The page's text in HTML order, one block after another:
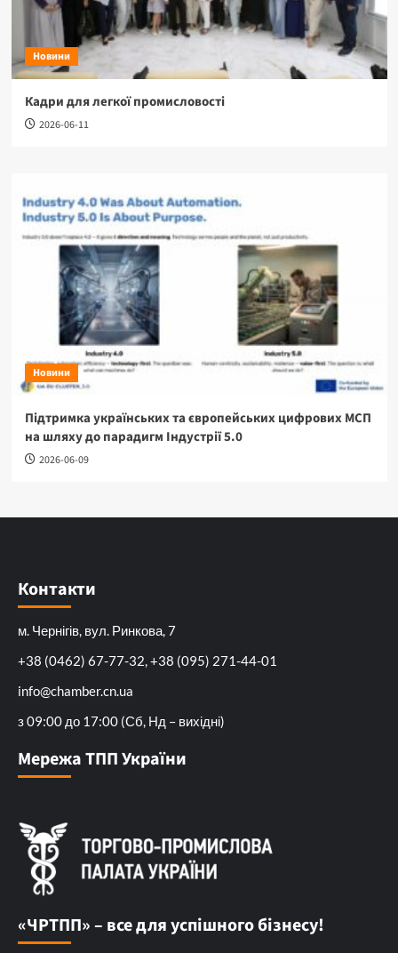
Новини
Кадри для легкої промисловості
2026-06-11
Новини
Підтримка українських та європейських цифрових МСП
на шляху до парадигм Індустрії 5.0
2026-06-09
Контакти
м. Чернігів, вул. Ринкова, 7
+38 (0462) 67-77-32, +38 (095) 271-44-01
info@chamber.cn.ua
з 09:00 до 17:00 (Сб, Нд – вихідні)
Мережа ТПП України
«ЧРТПП» – все для успішного бізнесу!